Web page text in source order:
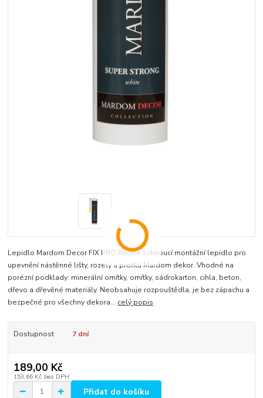
Lepidlo Mardom Decor FIX PRO Rychle schnoucí montážní lepidlo pro
upevnění nástěnné lišty, rozety a profilů Mardom dekor. Vhodné na
porézní podklady: minerální omítky, omítky, sádrokarton, cihla, beton,
dřevo a dřevěné materiály. Neobsahuje rozpouštědla, je bez zápachu a
bezpečné pro všechny dekora... celý popis
Dostupnost 7 dní
189,00 Kč
153,66 Kč bez DPH
Přidat do košíku